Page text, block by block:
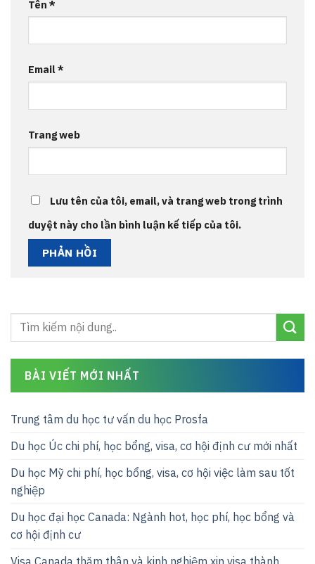
Tên *
Email*
Trang web
Lưu tên của tôi, email, và trang web trong trình
duyệt này cho lần bình luận kế tiếp của tôi.
BÀI VIẾT MỚI NHẤT
Trung tâm du học tư vấn du học Prosfa
Du học Úc chi phí, học bổng, visa, cơ hội định cư mới nhất
Du học Mỹ chi phí, học bổng, visa, cơ hội việc làm sau tốt
nghiệp
Du học đại học Canada: Ngành hot, học phí, học bổng và
cơ hội định cư
Visa Canada thăm thân và kinh nghiệm xin visa thành